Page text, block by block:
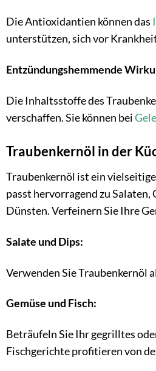
Die Antioxidantien können das
unterstützen, sich vor
Entzündungshemmende
Die Inhaltsstoffe des
verschaffen. Sie können bei
Traubenkernöl in der
Traubenkernöl ist ein
passt hervorragend zu Salaten,
Dünsten. Verfeinern Sie Ihre
Salate und Dips:
Verwenden Sie Traubenkernöl
Gemüse und Fisch:
Beträufeln Sie Ihr gegrilltes
Fischgerichte profitieren von